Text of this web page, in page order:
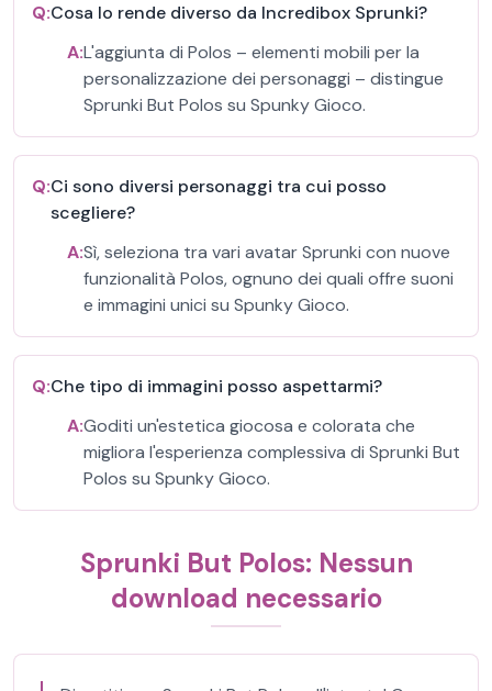
Q:Cosa lo rende diverso da Incredibox Sprunki?
A:L'aggiunta di Polos – elementi mobili per la
personalizzazione dei personaggi – distingue
Sprunki But Polos su Spunky Gioco.
Q:Ci sono diversi personaggi tra cui posso
scegliere?
A:Sì, seleziona tra vari avatar Sprunki con nuove
funzionalità Polos, ognuno dei quali offre suoni
e immagini unici su Spunky Gioco.
Q:Che tipo di immagini posso aspettarmi?
A:Goditi un'estetica giocosa e colorata che
migliora l'esperienza complessiva di Sprunki But
Polos su Spunky Gioco.
Sprunki But Polos: Nessun
download necessario